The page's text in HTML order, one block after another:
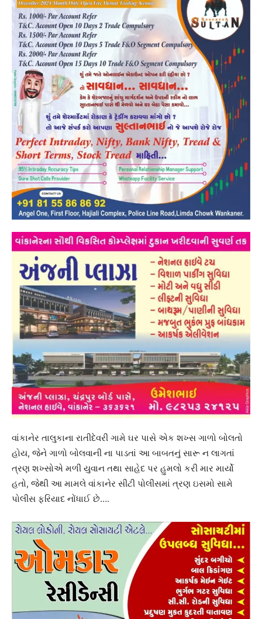
વાંકાનેર તાલુકાના રાતીદેવરી ગામે ઘર પાસે એક શખ્સ ગાળો બોલતો
હોય, જેને ગાળો બોલવાની ના પાડતાં આ બાબતનું સારૂ ન લાગતાં
ત્રણ શખ્સોએ મળી યુવાન તથા સાહેદ પર હુમલો કરી માર માર્યો
હતો, જેથી આ મામલે વાંકાનેર સીટી પોલીસમાં ત્રણ ઇસમો સામે
પોલીસ ફરિયાદ નોંધાઈ છે….